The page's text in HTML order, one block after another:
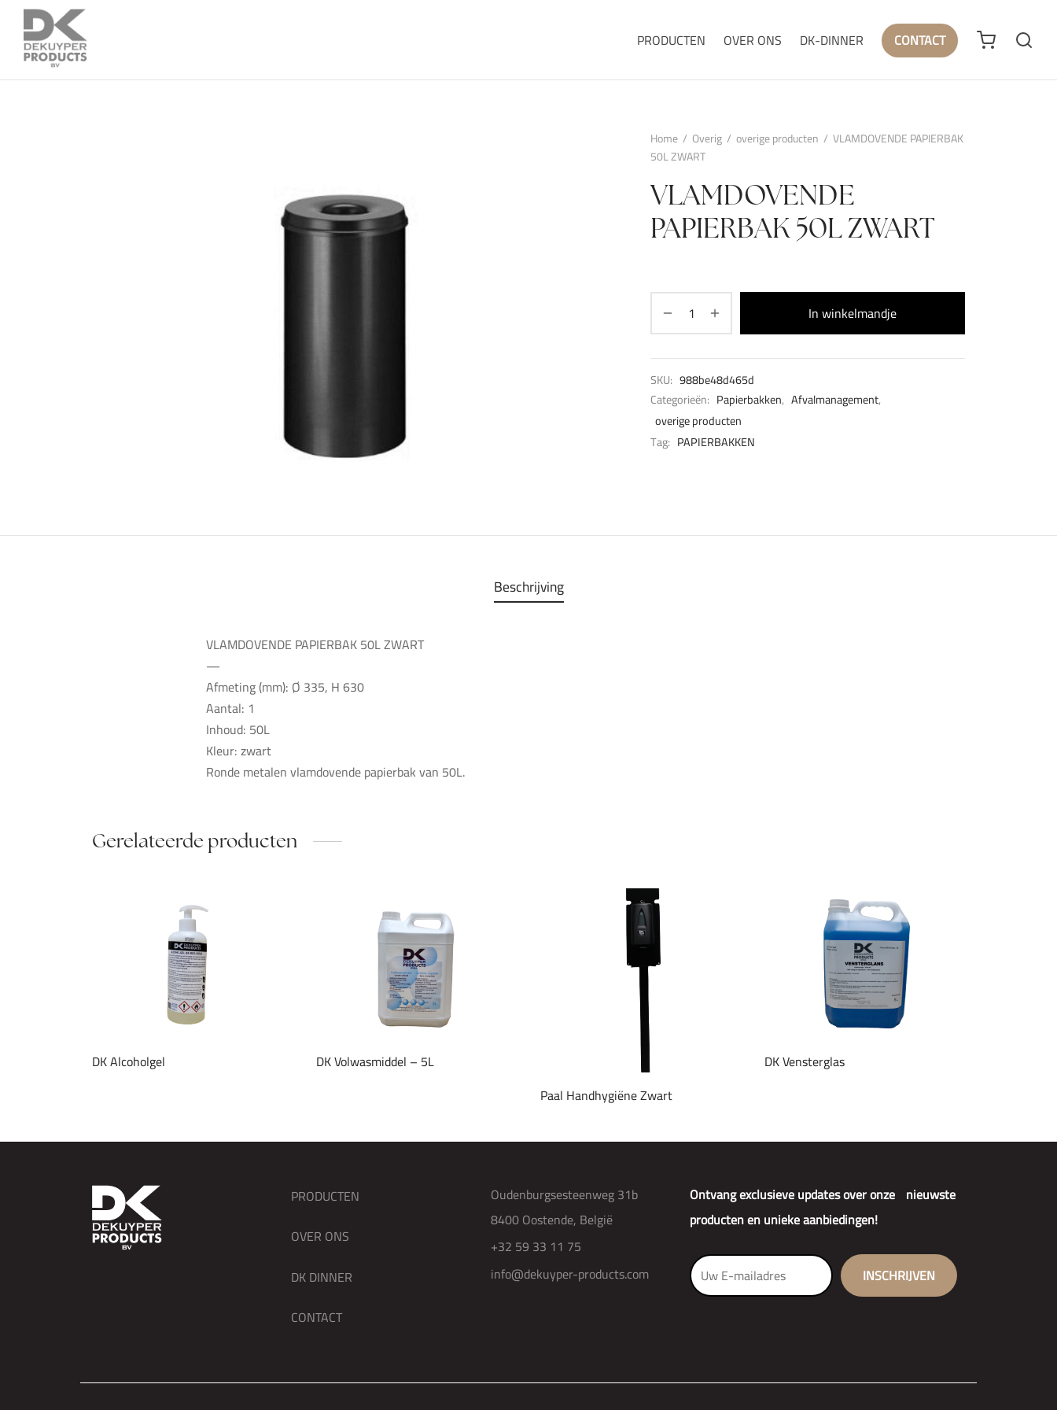
PRODUCTEN OVER ONS DK-DINNER CONTACT
Home / Overig / overige producten / VLAMDOVENDE PAPIERBAK
50L ZWART
VLAMDOVENDE
PAPIERBAK 50L ZWART
In winkelmandje
SKU: 988be48d465d
Categorieën: Papierbakken, Afvalmanagement,
overige producten
Tag: PAPIERBAKKEN
Beschrijving
VLAMDOVENDE PAPIERBAK 50L ZWART
—
Afmeting (mm): Ø 335, H 630
Aantal: 1
Inhoud: 50L
Kleur: zwart
Ronde metalen vlamdovende papierbak van 50L.
Gerelateerde producten
DK Alcoholgel
DK Volwasmiddel – 5L
Paal Handhygiëne Zwart
DK Vensterglas
Ontvang exclusieve updates over onze nieuwste
producten en unieke aanbiedingen!
PRODUCTEN
OVER ONS
DK DINNER
CONTACT
Oudenburgsesteenweg 31b
8400 Oostende, België
+32 59 33 11 75
info@dekuyper-products.com